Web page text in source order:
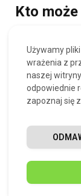
Kto
sprawdzić
VIN i datę
całkowicie
na
konto, ani
w pełni
Używamy
wrażenia z
naszej
odpowiednie
zapoznaj się